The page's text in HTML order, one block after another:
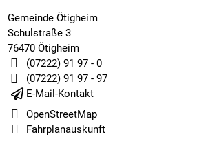
Gemeinde Ötigheim
Schulstraße 3
76470 Ötigheim
(07222) 91 97 - 0
(07222) 91 97 - 97
E-Mail-Kontakt
OpenStreetMap
Fahrplanauskunft